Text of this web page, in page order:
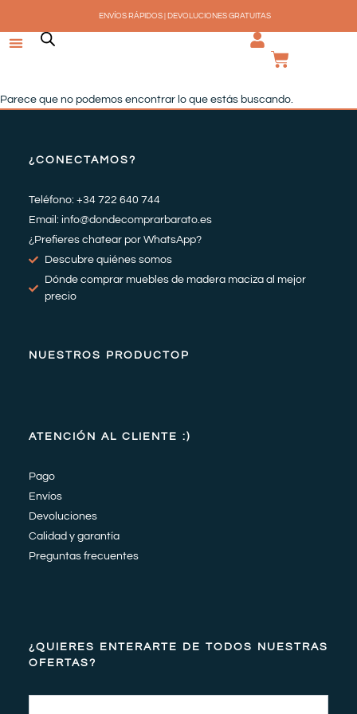
contenido
ENVÍOS RÁPIDOS | DEVOLUCIONES GRATUITAS
Parece que no podemos encontrar lo que estás buscando.
¿CONECTAMOS?
Teléfono: +34 722 640 744
Email: info@dondecomprarbarato.es
¿Prefieres chatear por WhatsApp?
Descubre quiénes somos
Dónde comprar muebles de madera maciza al mejor
precio
NUESTROS PRODUCTOP
ATENCIÓN AL CLIENTE :)
Pago
Envíos
Devoluciones
Calidad y garantía
Preguntas frecuentes
¿QUIERES ENTERARTE DE TODOS NUESTRAS
OFERTAS?